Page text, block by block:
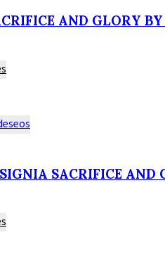
producto
opciones
la
producto
AND GLORY
Este
múltiples
opcionesSACRIFICE AND
Este